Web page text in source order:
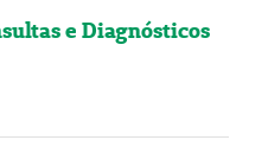
e Diagnósticos